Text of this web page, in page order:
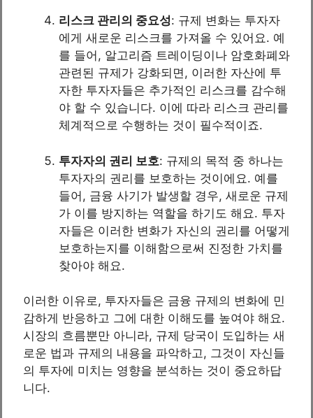
리스크 관리의 중요성: 규제 변화는 투자자
에게 새로운 리스크를 가져올 수 있어요. 예
를 들어, 알고리즘 트레이딩이나 암호화폐와
관련된 규제가 강화되면, 이러한 자산에 투
자한 투자자들은 추가적인 리스크를 감수해
야 할 수 있습니다. 이에 따라 리스크 관리를
체계적으로 수행하는 것이 필수적이죠.
투자자의 권리 보호: 규제의 목적 중 하나는
투자자의 권리를 보호하는 것이에요. 예를
들어, 금융 사기가 발생할 경우, 새로운 규제
가 이를 방지하는 역할을 하기도 해요. 투자
자들은 이러한 변화가 자신의 권리를 어떻게
보호하는지를 이해함으로써 진정한 가치를
찾아야 해요.
이러한 이유로, 투자자들은 금융 규제의 변화에 민
감하게 반응하고 그에 대한 이해도를 높여야 해요.
시장의 흐름뿐만 아니라, 규제 당국이 도입하는 새
로운 법과 규제의 내용을 파악하고, 그것이 자신들
의 투자에 미치는 영향을 분석하는 것이 중요하답
니다.